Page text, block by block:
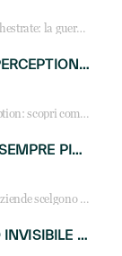
Frontier, Foundry e watsonx Orchestrate: la guerra delle piattaforme AI agent ridisegna il mercato IT. Cosa cambia per reseller, MSP e system integrator.
MICROSOFT PROJECT PERCEPTION: COME GLI AGENTI AI CAMBIERANNO SOC, CYBERSECURITY E SERVIZI MSP
Microsoft presenta Project Perception: scopri come gli agenti AI possono trasformare cybersecurity, SOC e servizi gestiti degli MSP.
HP PROBOOK: PERCHÉ SEMPRE PIÙ AZIENDE SCELGONO NOTEBOOK PROGETTATI PER IL LAVORO MODERNO
HP ProBook: 5 motivi per cui le aziende scelgono i notebook business HP per migliorare produttività, sicurezza e gestione dell’AI.
SHADOW AI: IL RISCHIO INVISIBILE CHE LE AZIENDE POSSONO GOVERNARE